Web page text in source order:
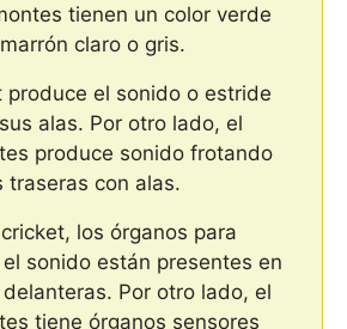
tienen un color verde
claro o gris.
produce el sonido o estride
alas. Por otro lado, el
produce sonido frotando
traseras con alas.
los órganos para
sonido están presentes en
Por otro lado, el
tiene órganos sensores